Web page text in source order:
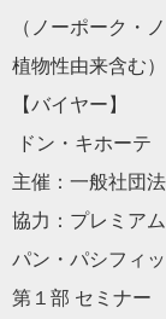
（ノーポーク・
植物性由来含む）
【バイヤー】
ドン・キホー
主催：一般社団
協力：プレミア
パン・パシフィ
第１部 セミナー